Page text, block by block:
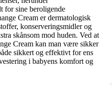
for sine beroligende
Cream er dermatologisk
konserveringsmidler og
skånsom mod huden. Ved at
Cream kan man være sikker
sikkert og effektivt for ens
i babyens komfort og